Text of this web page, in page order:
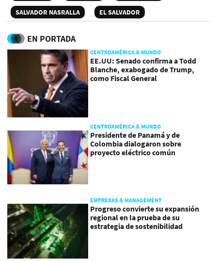
SALVADOR NASRALLA
EL SALVADOR
EN PORTADA
CENTROAMÉRICA & MUNDO
EE.UU: Senado confirma a Todd
Blanche, exabogado de Trump,
como Fiscal General
CENTROAMÉRICA & MUNDO
Presidente de Panamá y de
Colombia dialogaron sobre
proyecto eléctrico común
EMPRESAS & MANAGEMENT
Progreso convierte su expansión
regional en la prueba de su
estrategia de sostenibilidad